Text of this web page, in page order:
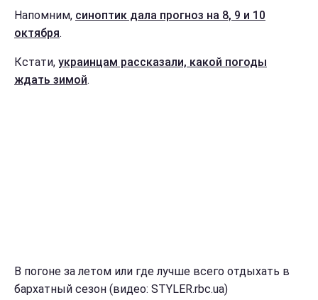
Напомним, синоптик дала прогноз на 8, 9 и 10
октября.
Кстати, украинцам рассказали, какой погоды
ждать зимой.
В погоне за летом или где лучше всего отдыхать в
бархатный сезон (видео: STYLER.rbc.ua)